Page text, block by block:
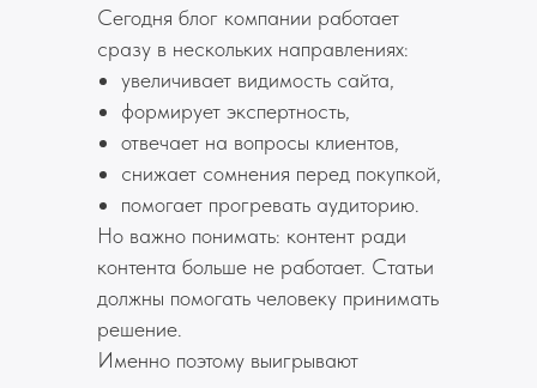
Сегодня блог компании работает
сразу в нескольких направлениях:
увеличивает видимость сайта,
формирует экспертность,
отвечает на вопросы клиентов,
снижает сомнения перед покупкой,
помогает прогревать аудиторию.
Но важно понимать: контент ради
контента больше не работает. Статьи
должны помогать человеку принимать
решение.
Именно поэтому выигрывают